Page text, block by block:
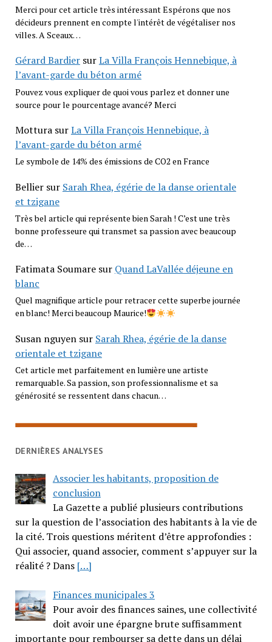
Merci pour cet article très intéressant Espérons que nos
décideurs prennent en compte l'intérêt de végétaliser nos
villes. A Sceaux…
Gérard BardiersurLa Villa François Hennebique, à
l’avant-garde du béton armé
Pouvez vous expliquer de quoi vous parlez et donner une
source pour le pourcentage avancé? Merci
MotturasurLa Villa François Hennebique, à
l’avant-garde du béton armé
Le symbole de 14% des émissions de CO2 en France
Belliersur Sarah Rhea, égérie de la danse orientale
et tzigane
Très bel article qui représente bien Sarah ! C’est une très
bonne professeure qui transmet sa passion avec beaucoup
de…
Fatimata Soumaresur Quand LaVallée déjeune en
blanc
Quel magnifique article pour retracer cette superbe journée
en blanc! Merci beaucoup Maurice!
Susan nguyensur Sarah Rhea, égérie de la danse
orientale et tzigane
Cet article met parfaitement en lumière une artiste
remarquable. Sa passion, son professionnalisme et sa
générosité se ressentent dans chacun…
DERNIÈRES ANALYSES
Associer les habitants, proposition de
conclusion
La Gazette a publié plusieurs contributions
sur la question de l’association des habitants à la vie de
la cité. Trois questions méritent d’être approfondies :
Qui associer, quand associer, comment s’appuyer sur la
réalité ? Dans […]
Finances municipales 3
Pour avoir des finances saines, une collectivité
doit avoir une épargne brute suffisamment
importante pour rembourser sa dette dans un délai